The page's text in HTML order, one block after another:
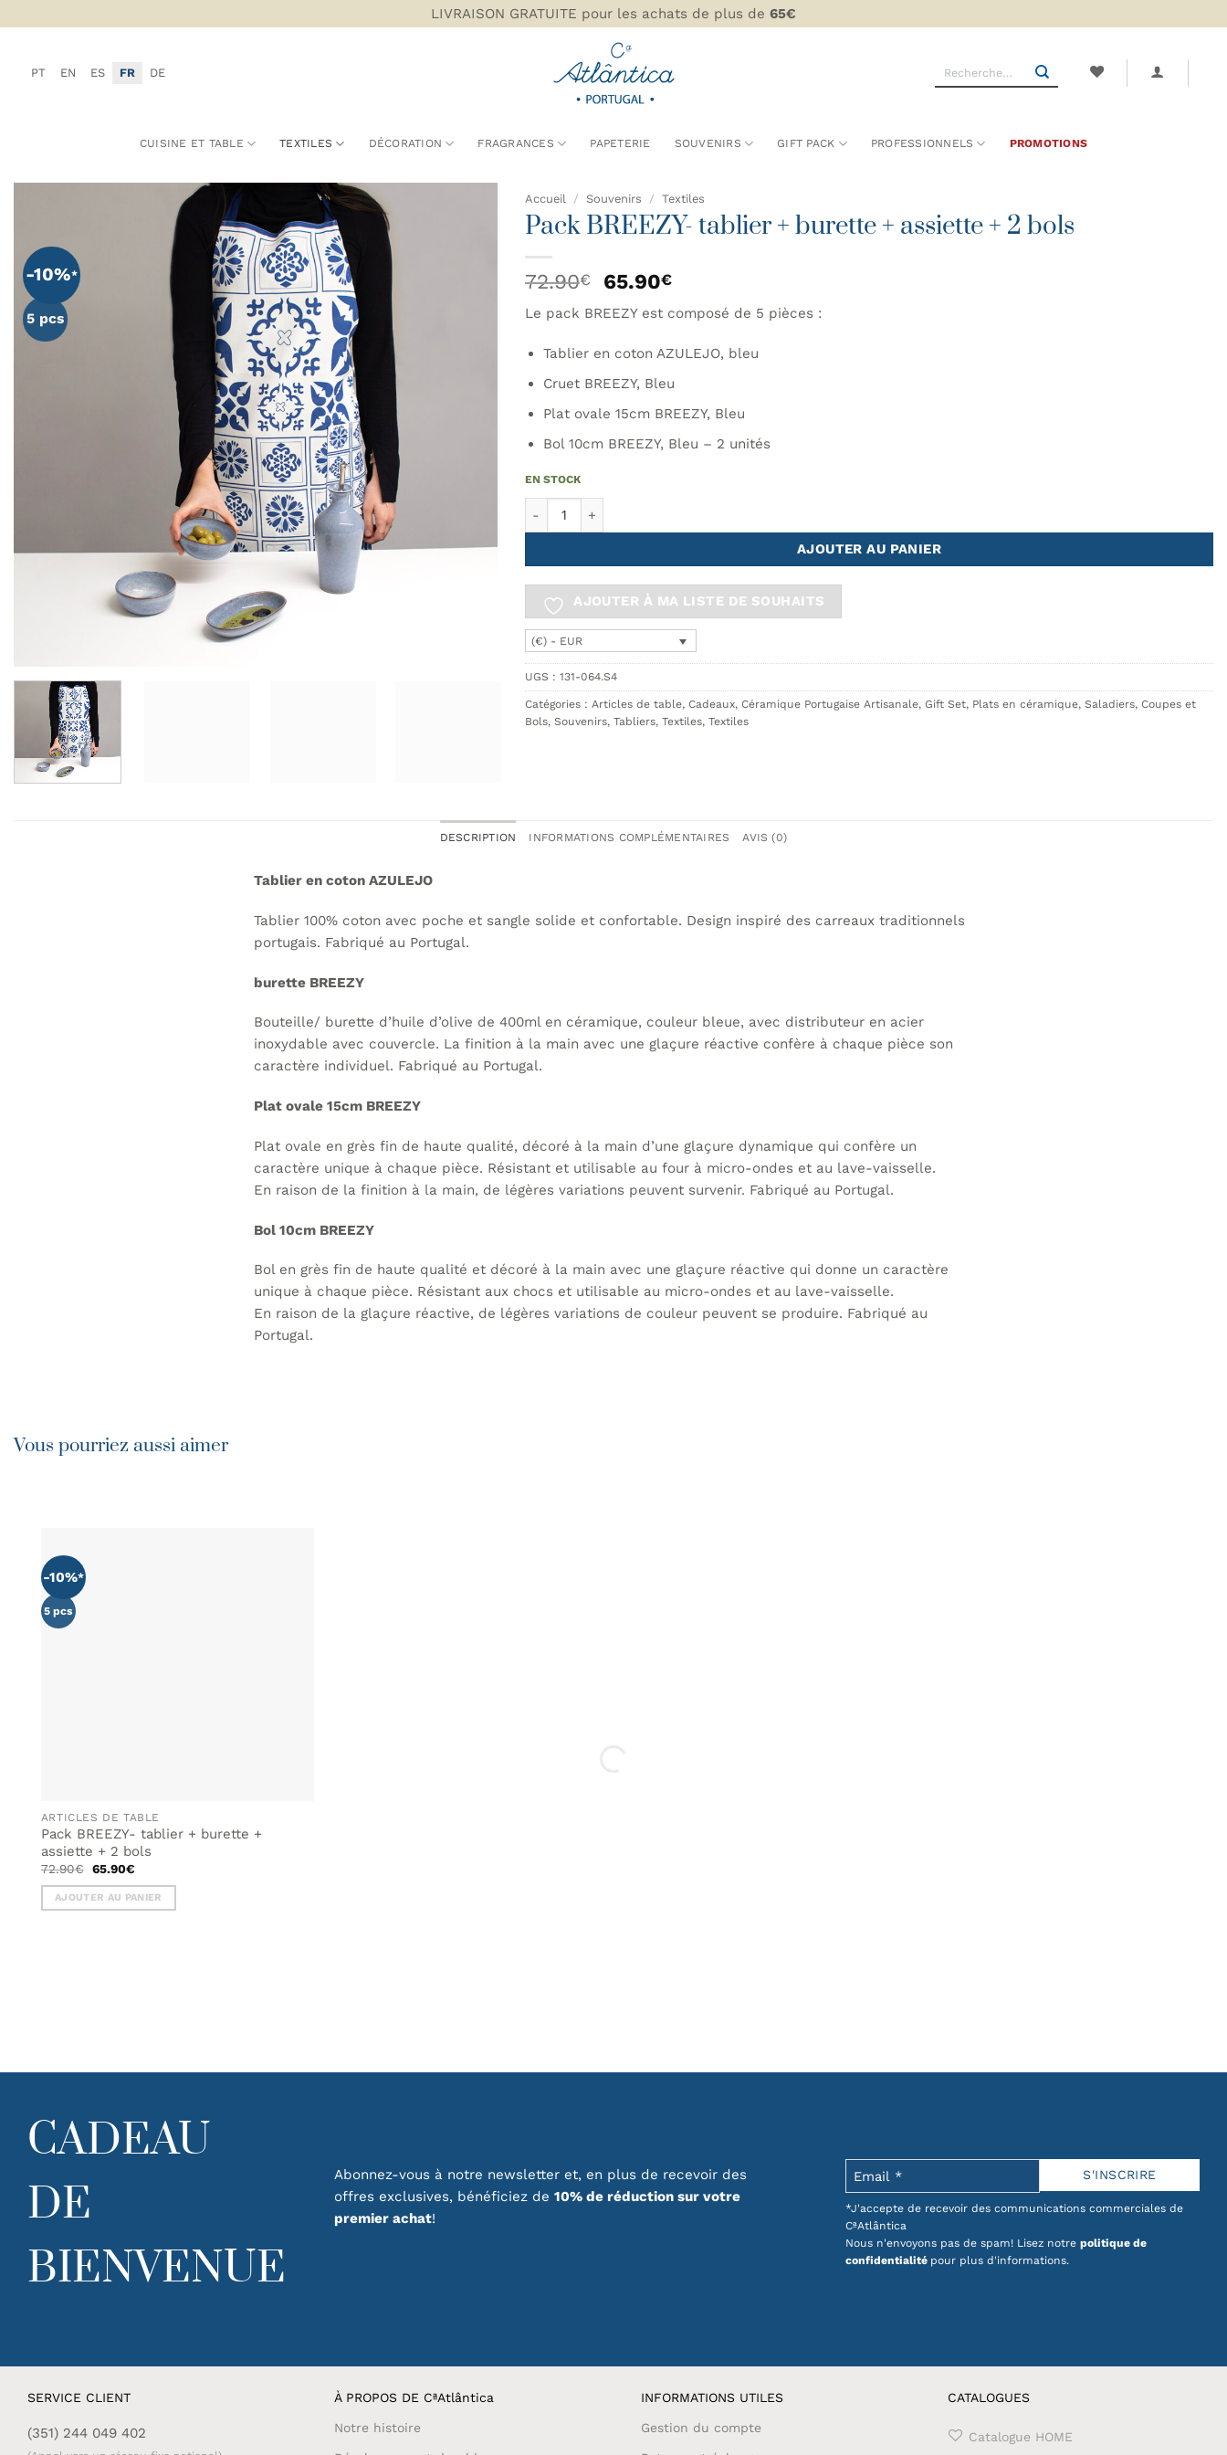
au
LIVRAISON GRATUITE pour les achats de plus de 65€
PT EN ES FR DE
Recherche
CUISINE ET TABLE TEXTILES DÉCORATION FRAGRANCES PAPETERIE SOUVENIRS GIFT PACK PROFESSIONNELS PROMOTIONS
-10%
5 pcs
Accueil / Souvenirs / Textiles
Pack BREEZY- tablier + burette + assiette + 2 bols
72.90€
Le
initial
72.90€.
65.90€Le
actuel
65.90€.
Le pack BREEZY est composé de 5 pièces :
Tablier en coton AZULEJO, bleu
Cruet BREEZY, Bleu
Plat ovale 15cm BREEZY, Bleu
Bol 10cm BREEZY, Bleu – 2 unités
EN STOCK
AJOUTER AU PANIER
AJOUTER À MA LISTE DE SOUHAITS
(€) - EUR
UGS : 131-064.S4
Catégories : Articles de table, Cadeaux, Céramique Portugaise Artisanale, Gift Set, Plats en céramique, Saladiers, Coupes et
Bols, Souvenirs, Tabliers, Textiles, Textiles
DESCRIPTION INFORMATIONS COMPLÉMENTAIRES AVIS (0)
Tablier en coton AZULEJO
Tablier 100% coton avec poche et sangle solide et confortable. Design inspiré des carreaux traditionnels
portugais. Fabriqué au Portugal.
burette BREEZY
Bouteille/ burette d’huile d’olive de 400ml en céramique, couleur bleue, avec distributeur en acier
inoxydable avec couvercle. La finition à la main avec une glaçure réactive confère à chaque pièce son
caractère individuel. Fabriqué au Portugal.
Plat ovale 15cm BREEZY
Plat ovale en grès fin de haute qualité, décoré à la main d’une glaçure dynamique qui confère un
caractère unique à chaque pièce. Résistant et utilisable au four à micro-ondes et au lave-vaisselle.
En raison de la finition à la main, de légères variations peuvent survenir. Fabriqué au Portugal.
Bol 10cm BREEZY
Bol en grès fin de haute qualité et décoré à la main avec une glaçure réactive qui donne un caractère
unique à chaque pièce. Résistant aux chocs et utilisable au micro-ondes et au lave-vaisselle.
En raison de la glaçure réactive, de légères variations de couleur peuvent se produire. Fabriqué au
Portugal.
Vous pourriez aussi aimer
-10%
5 pcs
ARTICLES DE TABLE
Pack BREEZY- tablier + burette +
assiette + 2 bols
72.90€ Le
initial
était :
72.90€.
65.90€Le
actuel
est :
65.90€.
AJOUTER AU PANIER
CADEAU
DE
BIENVENUE
Abonnez-vous à notre newsletter et, en plus de recevoir des
offres exclusives, bénéficiez de 10% de réduction sur votre
premier achat!
*J'accepte de recevoir des communications commerciales de
CªAtlântica
Nous n'envoyons pas de spam! Lisez notre politique de
confidentialité pour plus d'informations.
SERVICE CLIENT
(351) 244 049 402
À PROPOS DE CªAtlântica
Notre histoire
INFORMATIONS UTILES
Gestion du compte
CATALOGUES
Catalogue HOME